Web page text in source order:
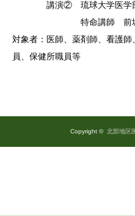
講演② 琉球大学医学部
特命講師 前城
対象者：医師、薬剤師、看護
員、保健所職員等
Copyright © 北部地区